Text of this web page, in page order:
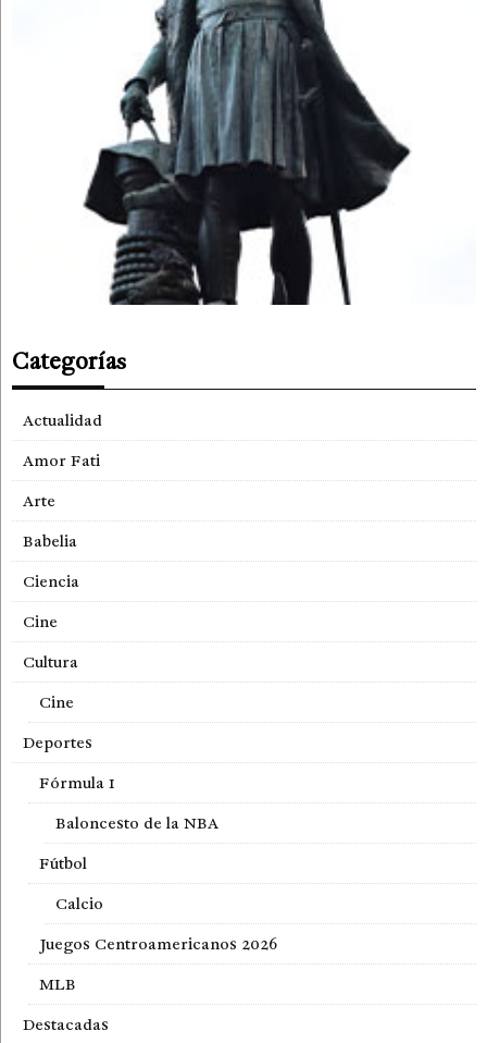
Categorías
Actualidad
Amor Fati
Arte
Babelia
Ciencia
Cine
Cultura
Cine
Deportes
Fórmula 1
Baloncesto de la NBA
Fútbol
Calcio
Juegos Centroamericanos 2026
MLB
Destacadas